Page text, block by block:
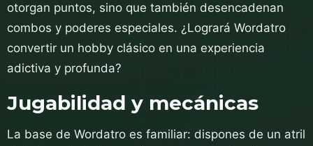
otorgan puntos, sino que también desencadenan
combos y poderes especiales. ¿Logrará Wordatro
convertir un hobby clásico en una experiencia
adictiva y profunda?
Jugabilidad y mecánicas
La base de Wordatro es familiar: dispones de un atril